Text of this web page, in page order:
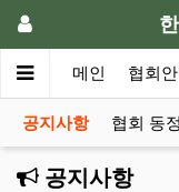
메인 협회
공지사항 협회 동정
공지사항